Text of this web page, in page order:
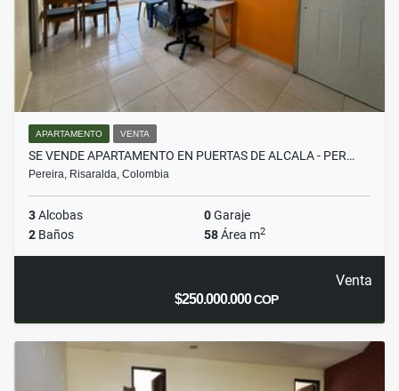
APARTAMENTO VENTA
SE VENDE APARTAMENTO EN PUERTAS DE ALCALA - PER…
Pereira, Risaralda, Colombia
3Alcobas 0Garaje
2 Baños 58Área m2
Venta
$250.000.000COP